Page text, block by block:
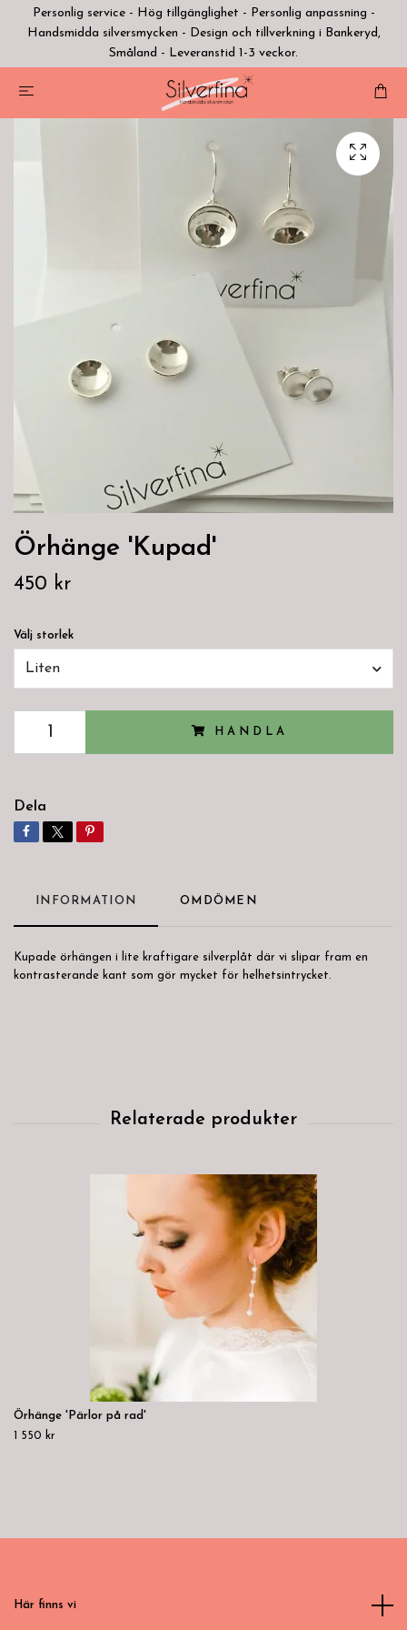
Personlig service - Hög tillgänglighet - Personlig anpassning -
Handsmidda silversmycken - Design och tillverkning i Bankeryd,
Småland - Leveranstid 1-3 veckor.
Örhänge 'Kupad'
450 kr
Välj storlek
Liten
HANDLA
Dela
INFORMATION OMDÖMEN
Kupade örhängen i lite kraftigare silverplåt där vi slipar fram en
kontrasterande kant som gör mycket för helhetsintrycket.
Örhänge 'Pärlor på rad'
1 550 kr
Här finns vi